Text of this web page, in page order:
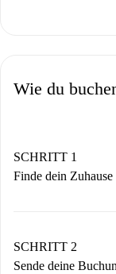
Wie du
SCHRITT 1
Finde dein Zuhause
Du erhältst
SCHRITT 2
Sende deine